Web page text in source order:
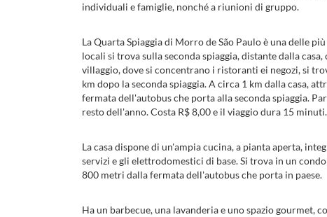
individuali e famiglie, nonché a riunioni di gruppo.
La Quarta Spiaggia di Morro de São Paulo è una delle
locali si trova sulla seconda spiaggia, distante dalla
villaggio, dove si concentrano i ristoranti ei negozi, si
km dopo la seconda spiaggia. A circa 1 km dalla casa,
fermata dell'autobus che porta alla seconda spiaggia.
resto dell'anno. Costa R$ 8,00 e il viaggio dura 15 minuti.
La casa dispone di un'ampia cucina, a pianta aperta,
servizi e gli elettrodomestici di base. Si trova in un
800 metri dalla fermata dell'autobus che porta in paese.
Ha un barbecue, una lavanderia e uno spazio gourmet,